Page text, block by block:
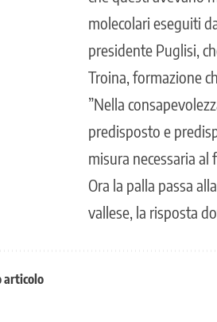
molecolari eseguiti
presidente Puglisi,
Troina, formazione
”Nella
predisposto e
misura necessaria
Ora la palla passa
vallese, la risposta
articolo